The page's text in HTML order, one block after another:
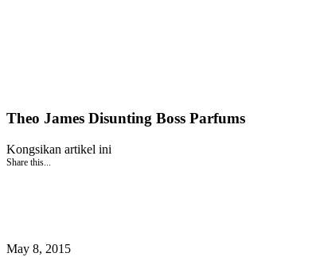
Theo James Disunting Boss Parfums
Kongsikan artikel ini
Share this...
May 8, 2015